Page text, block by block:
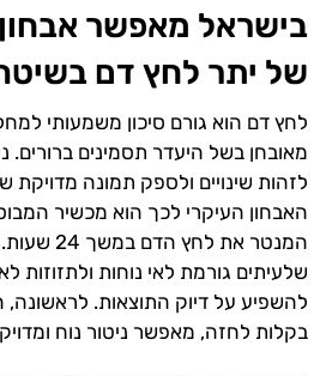
בישראל מאפשר
של יתר לחץ דם
לחץ דם הוא גורם סיכון משמעותי
מאובחן בשל היעדר תסמינים
לזהות שינויים ולספק תמונה מדויקת
האבחון העיקרי לכך הוא מכשיר
המנטר את
שלעיתים גורמת לאי נוחות ולתזוזות
להשפיע על דיוק התוצאות.
בקלות לחזה, מאפשר ניטור נוח